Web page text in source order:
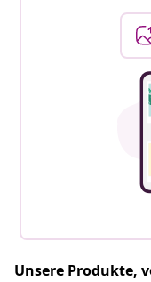
Unsere Produkte,